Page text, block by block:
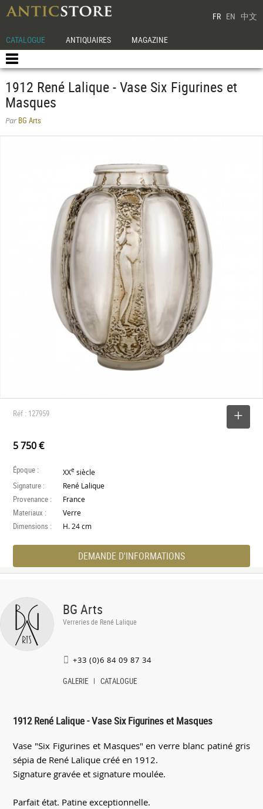
FR EN 中文
CATALOGUE ANTIQUAIRES MAGAZINE
1912 René Lalique - Vase Six Figurines et
Masques
ParBG Arts
Réf : 127959
5 750 €
Époque : XXe siècle
Signature : René Lalique
Provenance : France
Materiaux : Verre
Dimensions : H. 24 cm
DEMANDE D'INFORMATIONS
BG Arts
Verreries de René Lalique
+33 (0)6 84 09 87 34
GALERIE CATALOGUE
1912 René Lalique - Vase Six Figurines et Masques
Vase "Six Figurines et Masques" en verre blanc patiné gris
sépia de René Lalique créé en 1912.
Signature gravée et signature moulée.
Parfait état. Patine exceptionnelle.